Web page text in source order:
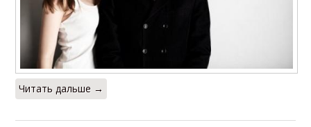
Читать дальше →